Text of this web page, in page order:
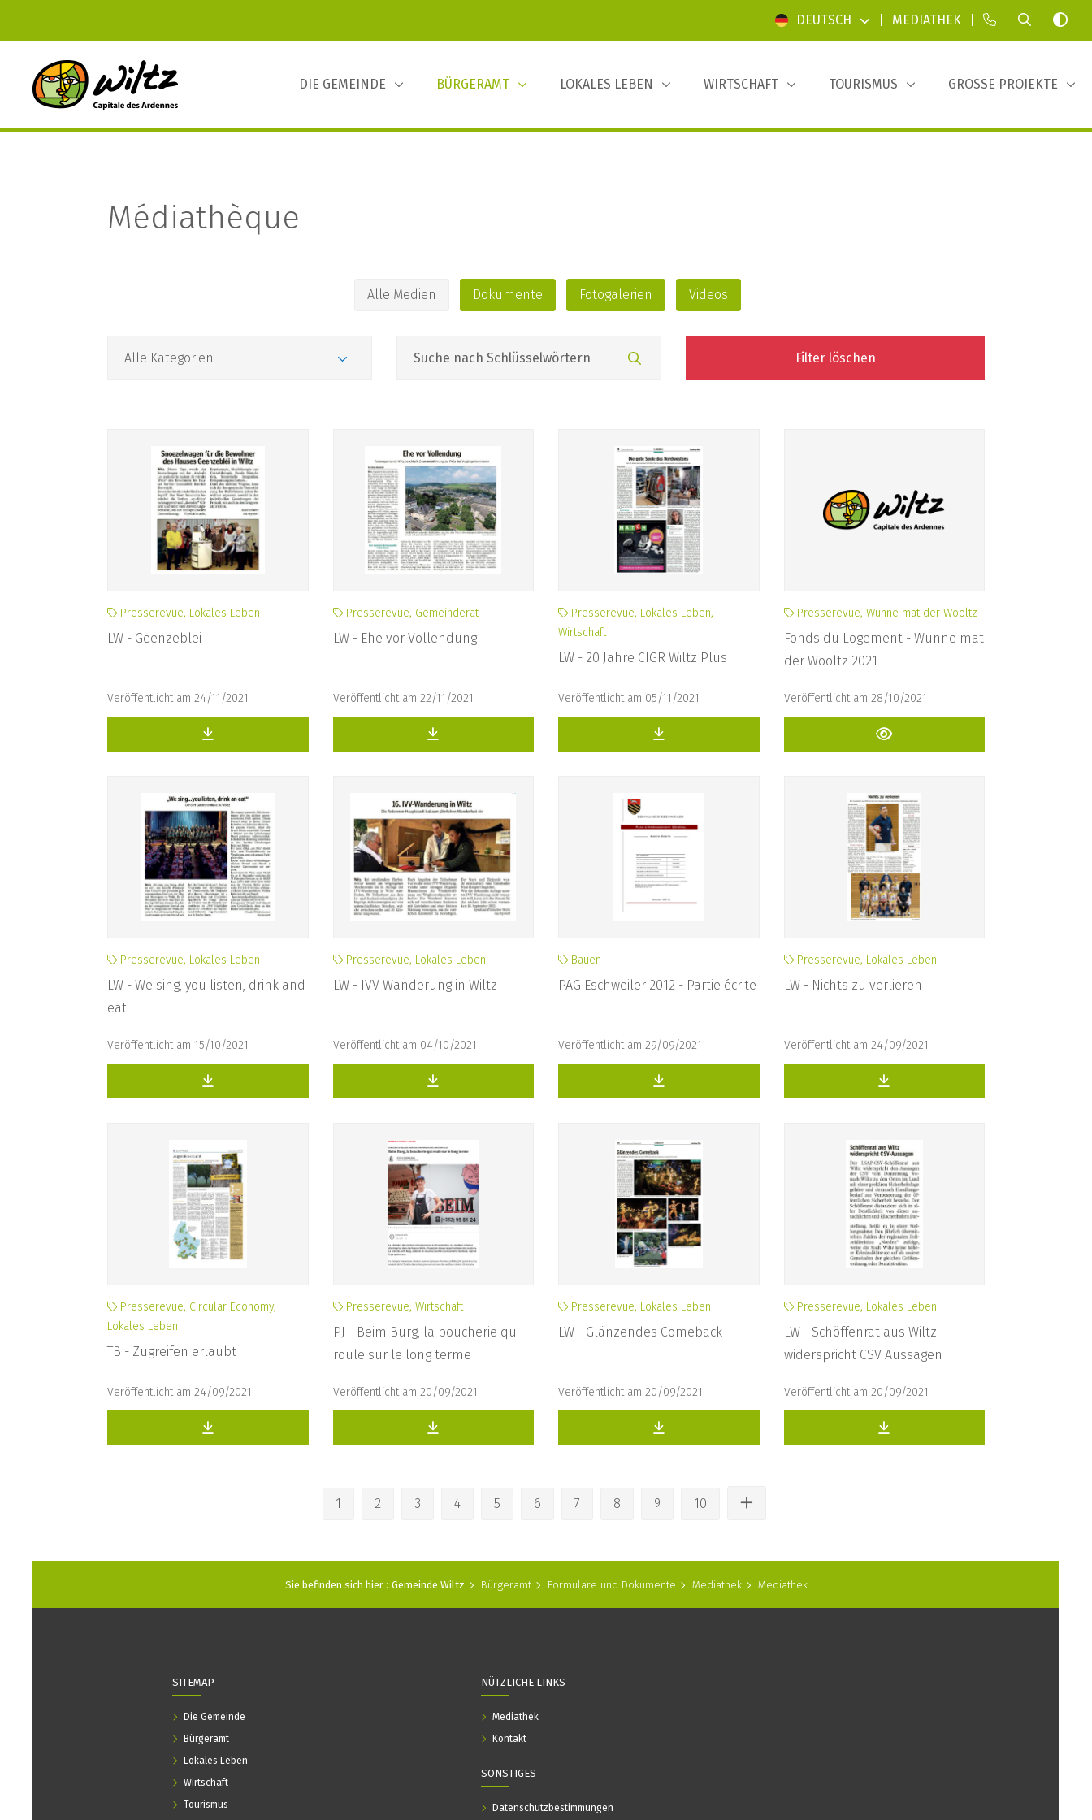
DEUTSCH MEDIATHEK
DIE GEMEINDE BÜRGERAMT LOKALES LEBEN WIRTSCHAFT TOURISMUS GROSSE PROJEKTE
Médiathèque
Alle Medien Dokumente Fotogalerien Videos
Filter löschen
Presserevue, Lokales Leben
LW - Geenzeblei
Veröffentlicht am 24/11/2021
Presserevue, Gemeinderat
LW - Ehe vor Vollendung
Veröffentlicht am 22/11/2021
Presserevue, Lokales Leben,
Wirtschaft
LW - 20 Jahre CIGR Wiltz Plus
Veröffentlicht am 05/11/2021
Presserevue, Wunne mat der Wooltz
Fonds du Logement - Wunne mat
der Wooltz 2021
Veröffentlicht am 28/10/2021
Presserevue, Lokales Leben
LW - We sing, you listen, drink and
eat
Veröffentlicht am 15/10/2021
Presserevue, Lokales Leben
LW - IVV Wanderung in Wiltz
Veröffentlicht am 04/10/2021
Bauen
PAG Eschweiler 2012 - Partie écrite
Veröffentlicht am 29/09/2021
Presserevue, Lokales Leben
LW - Nichts zu verlieren
Veröffentlicht am 24/09/2021
Presserevue, Circular Economy,
Lokales Leben
TB - Zugreifen erlaubt
Veröffentlicht am 24/09/2021
Presserevue, Wirtschaft
PJ - Beim Burg, la boucherie qui
roule sur le long terme
Veröffentlicht am 20/09/2021
Presserevue, Lokales Leben
LW - Glänzendes Comeback
Veröffentlicht am 20/09/2021
Presserevue, Lokales Leben
LW - Schöffenrat aus Wiltz
widerspricht CSV Aussagen
Veröffentlicht am 20/09/2021
1 2 3 4 5 6 7 8 9 10
Sie befinden sich hier : Gemeinde Wiltz Bürgeramt Formulare und Dokumente Mediathek Mediathek
SITEMAP
Die Gemeinde
Bürgeramt
Lokales Leben
Wirtschaft
Tourismus
NÜTZLICHE LINKS
Mediathek
Kontakt
SONSTIGES
Datenschutzbestimmungen